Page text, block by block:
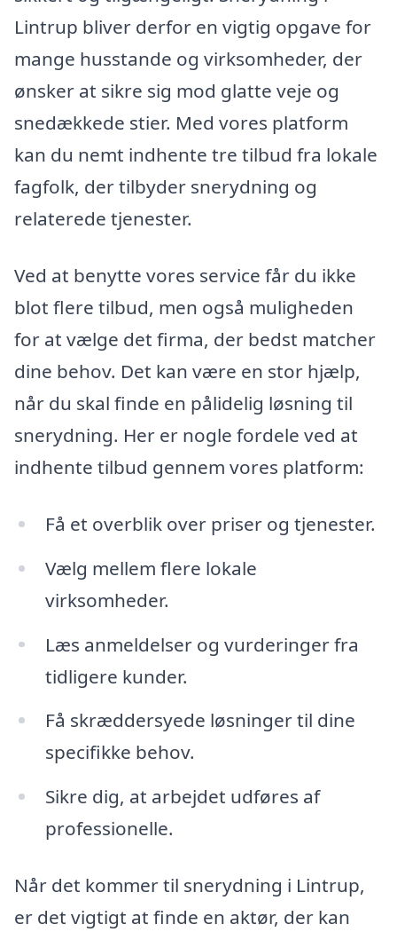
Lintrup bliver derfor en vigtig opgave for
mange husstande og virksomheder, der
ønsker at sikre sig mod glatte veje og
snedækkede stier. Med vores platform
kan du nemt indhente tre tilbud fra lokale
fagfolk, der tilbyder snerydning og
relaterede tjenester.
Ved at benytte vores service får du ikke
blot flere tilbud, men også muligheden
for at vælge det firma, der bedst matcher
dine behov. Det kan være en stor hjælp,
når du skal finde en pålidelig løsning til
snerydning. Her er nogle fordele ved at
indhente tilbud gennem vores platform:
Få et overblik over priser og tjenester.
Vælg mellem flere lokale
virksomheder.
Læs anmeldelser og vurderinger fra
tidligere kunder.
Få skræddersyede løsninger til dine
specifikke behov.
Sikre dig, at arbejdet udføres af
professionelle.
Når det kommer til snerydning i Lintrup,
er det vigtigt at finde en aktør, der kan